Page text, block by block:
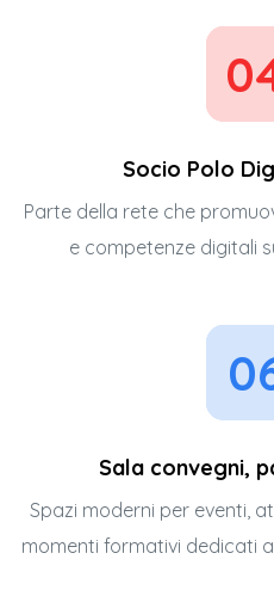
Socio Polo
Parte della rete che
e competenze digitali
Sala convegni,
Spazi moderni per eventi,
momenti formativi dedicati